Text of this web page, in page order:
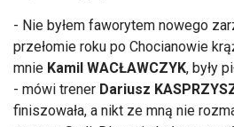
- Nie byłem faworytem nowego
przełomie roku po Chocianowie
mnie Kamil WACŁAWCZYK, były
- mówi trener Dariusz
finiszowała, a nikt ze mną nie